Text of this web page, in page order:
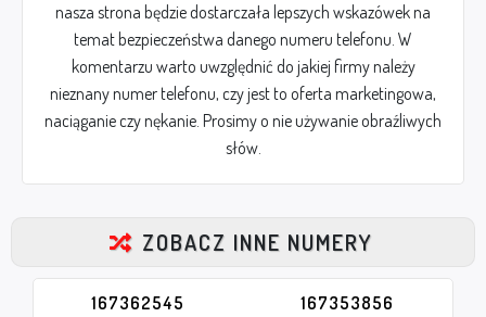
nasza strona będzie dostarczała lepszych wskazówek na
temat bezpieczeństwa danego numeru telefonu. W
komentarzu warto uwzględnić do jakiej firmy należy
nieznany numer telefonu, czy jest to oferta marketingowa,
naciąganie czy nękanie. Prosimy o nie używanie obraźliwych
słów.
ZOBACZ INNE NUMERY
167362545 167353856